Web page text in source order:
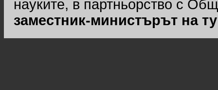
науките, в партньорство с
заместник-министърът на